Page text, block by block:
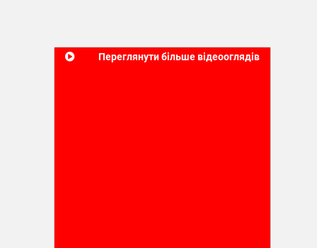
Переглянути більше відеооглядів